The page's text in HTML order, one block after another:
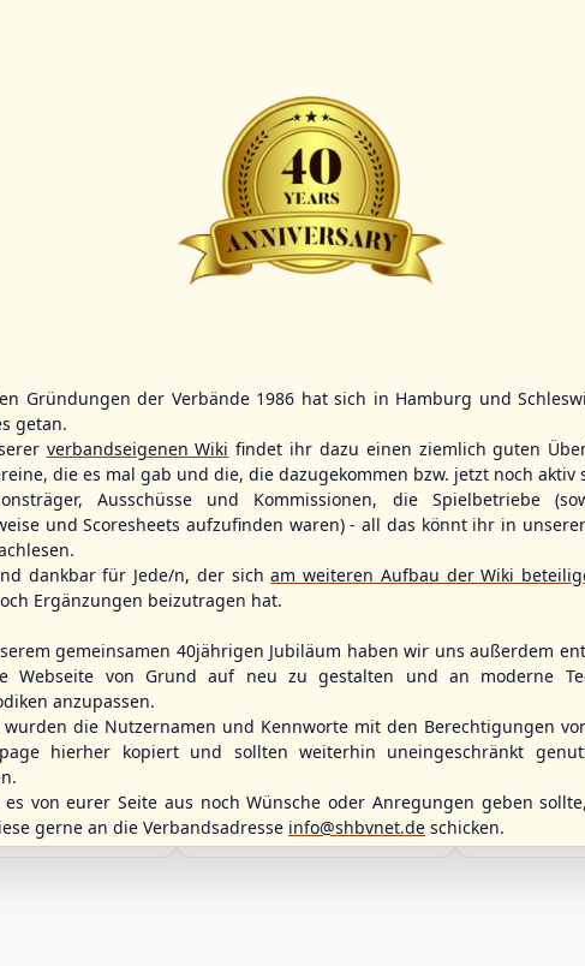
Sportplatz Am Elisenhain, Greifswald-Eldena
BBBZL13:00
HWS2
KIL3
Förde Ballpark (Kilia-Sportplätze), Kiel
2026 - Group Germany
vs.
89ers
Nordost
12:00 Uhr (€) Box-Score
Belgium vs. Poland
Championship B Pool 2026 - Group
Germany
15:00 Uhr(€)
Spain vs.
Championship B
Spain
Gründungen der Verbände 1986 hat sich in Hamburg und
getan.
verbandseigenen Wiki findet ihr dazu einen ziemlich guten
die es mal gab und die, die dazugekommen bzw. jetzt noch aktiv
Ausschüsse und Kommissionen, die Spielbetriebe
und Scoresheets aufzufinden waren) - all das könnt ihr in
dankbar für Jede/n, der sicham weiteren Aufbau der Wiki
Ergänzungen beizutragen hat.
gemeinsamen 40jährigen Jubiläum haben wir uns außerdem
Webseite von Grund auf neu zu gestalten und an moderne
anzupassen.
wurden die Nutzernamen und Kennworte mit den Berechtigungen
hierher kopiert und sollten weiterhin uneingeschränkt
es von eurer Seite aus noch Wünsche oder Anregungen geben
gerne an die Verbandsadresse info@shbvnet.de schicken.